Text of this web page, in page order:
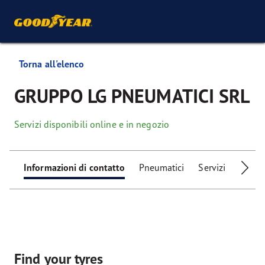
Torna all'elenco
GRUPPO LG PNEUMATICI SRL
Servizi disponibili online e in negozio
Informazioni di contatto Pneumatici Servizi
Find your tyres